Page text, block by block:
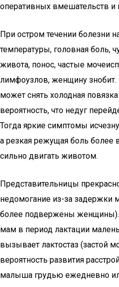
оперативных вмешательств и
При остром течении болезни
температуры, головная боль,
живота, понос, частые
лимфоузлов, женщину
может снять холодная
вероятность, что недуг
Тогда яркие симптомы
а резкая режущая боль более
сильно двигать животом.
Представительницы
недомогание из-за задержки
более подвержены женщины).
мам в период лактации
вызывает лактостаз (застой
вероятность развития
малыша грудью ежедневно